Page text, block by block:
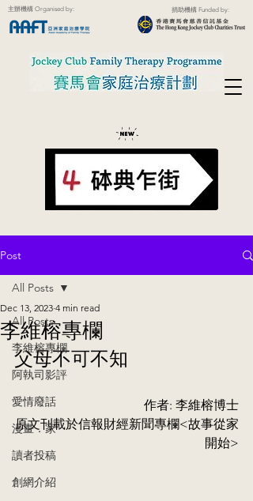
主辦機構 Organised by: 捐助機構 Funded by:
Post
All Posts
李維榕專欄
阿執司影評
愛情廢話
漫畫．家
讀者投稿
創網介紹
All Posts
李維榕專欄
Dec 13, 2023 4 min read
父母不可不知
作者: 李維榕博士
原⽂刊載於信報財經新聞專欄<故事從家
開始>